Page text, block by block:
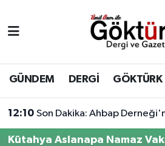
GÜNDEM DERGİ GÖKTÜRK
12:10 Son Dakika: Ahbap Derneği'nin
Kütahya Aslanapa Namaz
BİLİM
DERGİ
DÜNYA
Eyüpsultan Hava Durumu
Eyüpsultan Trafik
Süper Lig Puan Durumu ve
Tüm Manşetler